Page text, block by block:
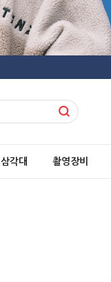
삼각대 촬영장비